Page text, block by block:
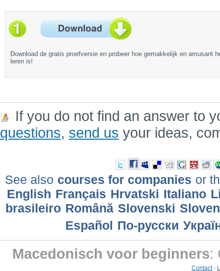
Download de gratis proefversie en probeer hoe gemakkelijk en amusant
leren is!
If you do not find an answer to
questions, send us your ideas,
See also courses for companies or
English Français Hrvatski Italiano
brasileiro Română Slovenski
Еspañol По-русски
Macedonisch voor beginners:
Contact-